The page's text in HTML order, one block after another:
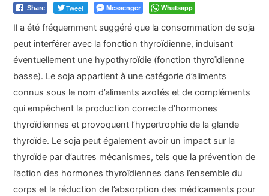
Share Tweet Messenger Whatsapp
Il a été fréquemment suggéré que la consommation de soja
peut interférer avec la fonction thyroïdienne, induisant
éventuellement une hypothyroïdie (fonction thyroïdienne
basse). Le soja appartient à une catégorie d’aliments
connus sous le nom d’aliments azotés et de compléments
qui empêchent la production correcte d’hormones
thyroïdiennes et provoquent l’hypertrophie de la glande
thyroïde. Le soja peut également avoir un impact sur la
thyroïde par d’autres mécanismes, tels que la prévention de
l’action des hormones thyroïdiennes dans l’ensemble du
corps et la réduction de l’absorption des médicaments pour